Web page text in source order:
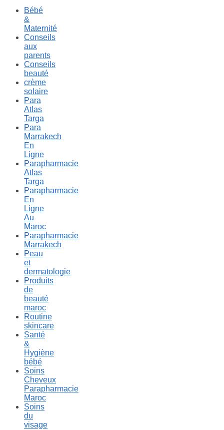
Bébé
&
Maternité
Conseils
aux
parents
Conseils
beauté
crème
solaire
Para
Atlas
Targa
Para
Marrakech
En
Ligne
Parapharmacie
Atlas
Targa
Parapharmacie
En
Ligne
Au
Maroc
Parapharmacie
Marrakech
Peau
et
dermatologie
Produits
de
beauté
maroc
Routine
skincare
Santé
&
Hygiène
bébé
Soins
Cheveux
Parapharmacie
Maroc
Soins
du
visage